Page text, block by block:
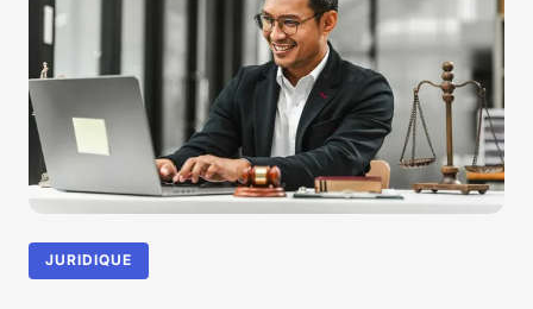
JURIDIQUE